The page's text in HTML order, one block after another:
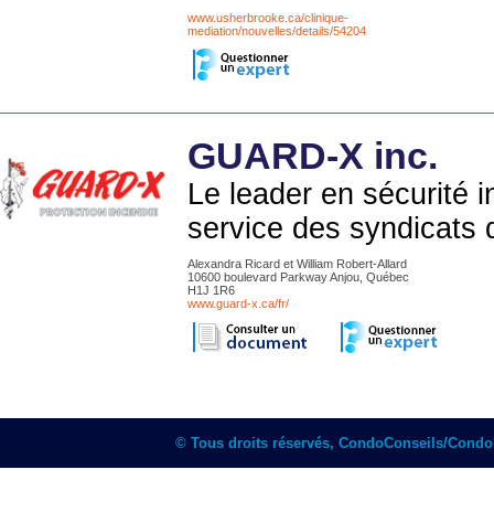
www.usherbrooke.ca/clinique-
mediation/nouvelles/details/54204
GUARD-X inc.
Le leader en sécurité
service des syndicats
Alexandra Ricard et William Robert-Allard
10600 boulevard Parkway Anjou, Québec
H1J 1R6
www.guard-x.ca/fr/
© Tous droits réservés, CondoConseils/